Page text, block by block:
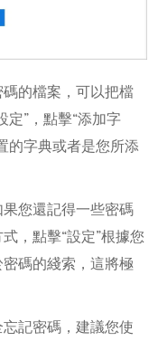
的檔案，可以把檔
定”，點擊“添加字
的字典或者是您所添
果您還記得一些密碼
，點擊“設定”根據您
碼的綫索，這將極
記密碼，建議您使